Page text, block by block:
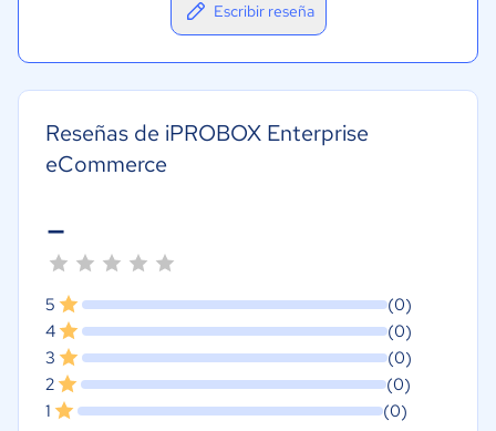
Escribir reseña
Reseñas de iPROBOX Enterprise
eCommerce
-
5
(0)
4
(0)
3
(0)
2
(0)
1
(0)